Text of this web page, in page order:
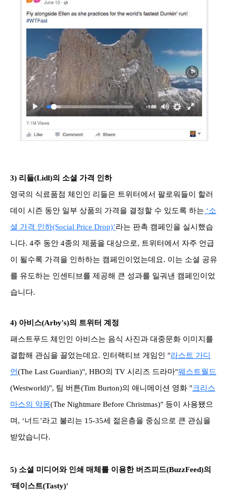
3) 리들(Lidl)의 소셜 가격 인하
영국의 식료품점 체인인 리들은 트위터에서 팔로워들이 할러
데이 시즌 동안 일부 상품의 가격을 결정할 수 있도록 하는 ‘소
셜 가격 인하(Social Price Drop)’라는 판촉 캠페인을 실시했습
니다. 4주 동안 4종의 제품을 대상으로, 트위터에서 자주 언급
이 될수록 가격을 인하하는 캠페인이었는데요. 이는 소셜 공유
를 유도하는 인센티브를 제공해 큰 성과를 일궈낸 캠페인이었
습니다.
4) 아비스(Arby's)의 트위터 계정
패스트푸드 체인인 아비스는 음식 사진과 대중문화 이미지를
결합해 관심을 끌었는데요. 인터랙티브 게임인 "라스트 가디
언(The Last Guardian)", HBO의 TV 시리즈 드라마"웨스트월드
(Westworld)", 팀 버튼(Tim Burton)의 애니메이션 영화 "크리스
마스의 악몽(The Nightmare Before Christmas)" 등이 사용됐으
며, ‘너드’라고 불리는 15-35세 젊은층을 중심으로 큰 관심을
받았습니다.
5) 소셜 미디어와 인쇄 매체를 이용한 버즈피드(BuzzFeed)의
'테이스트(Tasty)'